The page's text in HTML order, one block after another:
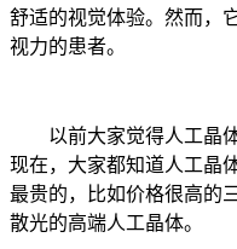
舒适的视觉体验。然而，
视力的患者。
以前大家觉得人工晶
现在，大家都知道人工晶
最贵的，比如价格很高的
散光的高端人工晶体。